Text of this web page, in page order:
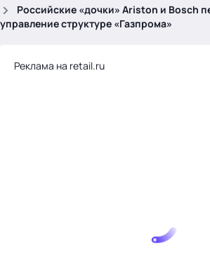
Российские «дочки» Ariston и Bosch
управление структуре «Газпрома»
Реклама на retail.ru